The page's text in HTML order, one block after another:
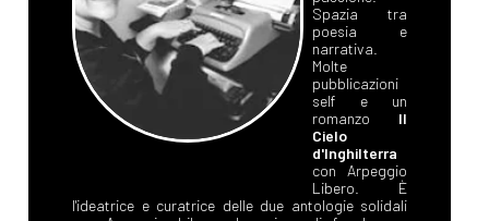
Spazia tra
poesia e
narrativa.
Molte
pubblicazioni
self e un
romanzo Il
Cielo
d'Inghilterra
con Arpeggio
Libero. È
l'ideatrice e curatrice delle due antologie solidali